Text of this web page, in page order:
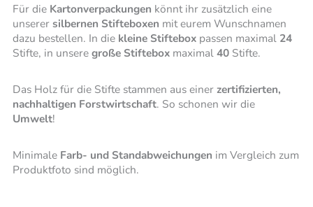
Für die Kartonverpackungen könnt ihr zusätzlich eine
unserersilbernen Stifteboxen mit eurem Wunschnamen
dazu bestellen. In die kleine Stiftebox passen maximal 24
Stifte, in unseregroße Stiftebox maximal40 Stifte.
Das Holz für die Stifte stammen aus einerzertifizierten,
nachhaltigen Forstwirtschaft. So schonen wir die
Umwelt!
Minimale Farb- und Standabweichungen im Vergleich zum
Produktfoto sind möglich.